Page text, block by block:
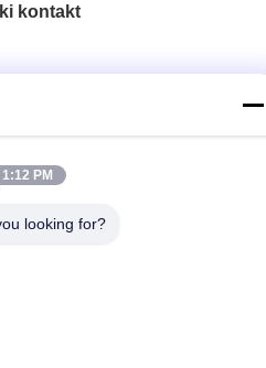
kontakt
dzielnica Xinwu, Wuxi, Chiny
1:12 PM
looking for?